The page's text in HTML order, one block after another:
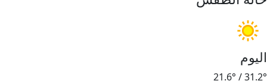
اليوم
31.2°
/
21.6°